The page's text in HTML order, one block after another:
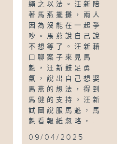
繩之以法。汪新陪
著馬燕擺攤，兩人
因為沒能在一起爭
吵。馬燕說自己說
不想等了。汪新藉
口聊案子來見馬
魁，汪新鼓足勇
氣，說出自己想娶
馬燕的想法，得到
馬健的支持。汪新
試圖說服馬魁，馬
魁看報紙忽略，...
09/04/2025